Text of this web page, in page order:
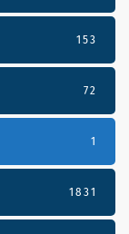
153
72
1
1831